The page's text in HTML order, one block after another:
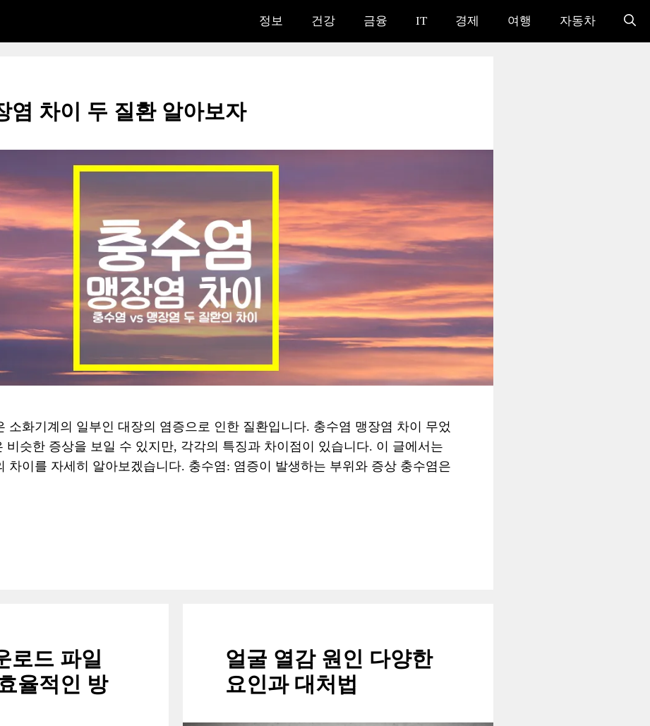
정보 건강 금융 IT 경제 여행 자동차
염 차이 두 질환 알아보자
소화기계의 일부인 대장의 염증으로 인한 질환입니다. 충수염 맹장염 차이 무었
비슷한 증상을 보일 수 있지만, 각각의 특징과 차이점이 있습니다. 이 글에서는
차이를 자세히 알아보겠습니다. 충수염: 염증이 발생하는 부위와 증상 충수염은
로드 파일
율적인 방
얼굴 열감 원인 다양한
요인과 대처법